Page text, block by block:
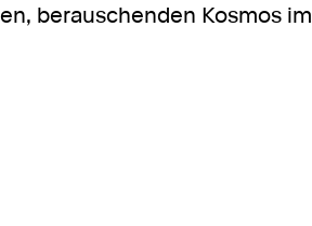
berauschenden Kosmos im